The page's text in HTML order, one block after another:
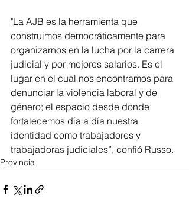
"La AJB es la herramienta que
construimos democráticamente para
organizarnos en la lucha por la carrera
judicial y por mejores salarios. Es el
lugar en el cual nos encontramos para
denunciar la violencia laboral y de
género; el espacio desde donde
fortalecemos día a día nuestra
identidad como trabajadores y
trabajadoras judiciales”, confió Russo.
Provincia